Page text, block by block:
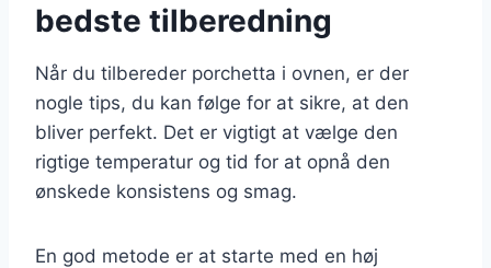
bedste tilberedning
Når du tilbereder porchetta i ovnen, er der
nogle tips, du kan følge for at sikre, at den
bliver perfekt. Det er vigtigt at vælge den
rigtige temperatur og tid for at opnå den
ønskede konsistens og smag.
En god metode er at starte med en høj